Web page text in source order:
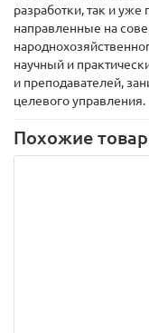
разработки, так и
направленные на
научный и
и преподавателей,
целевого управления.
Похожие